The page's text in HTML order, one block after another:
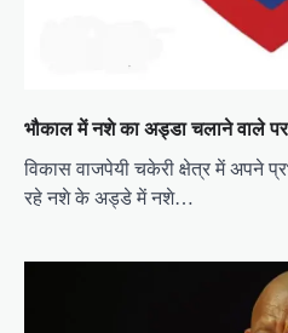
भौकाल में नशे का अड्डा चलाने वाले
विकास वाजपेयी चकेरी क्षेत्र में अपने
रहे नशे के अड्डे में नशे…